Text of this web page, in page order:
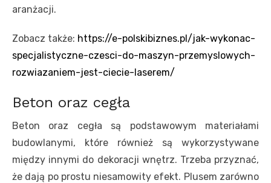
aranżacji.
Zobacz także: https://e-polskibiznes.pl/jak-wykonac-
specjalistyczne-czesci-do-maszyn-przemyslowych-
rozwiazaniem-jest-ciecie-laserem/
Beton oraz cegła
Beton oraz cegła są podstawowym materiałami
budowlanymi, które również są wykorzystywane
między innymi do dekoracji wnętrz. Trzeba przyznać,
że dają po prostu niesamowity efekt. Plusem zarówno